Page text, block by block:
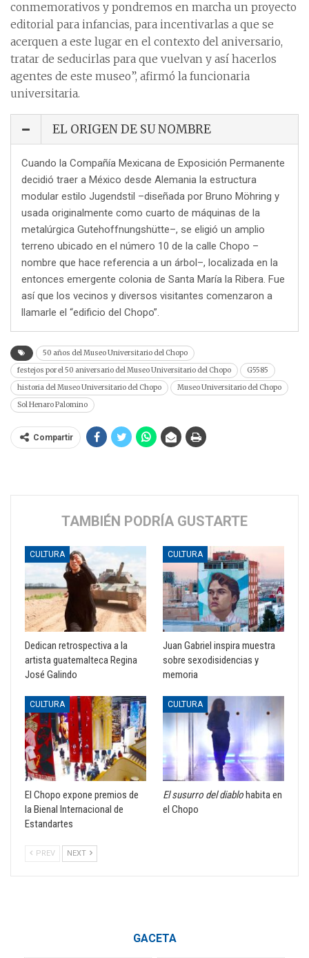
conmemorativos y pondremos en marcha un proyecto
editorial para infancias, para incentivarlas a que se
acerquen a este lugar en el contexto del aniversario,
tratar de seducirlas para que vuelvan y así hacerlos
agentes de este museo”, afirmó la funcionaria
universitaria.
EL ORIGEN DE SU NOMBRE
Cuando la Compañía Mexicana de Exposición Permanente
decidió traer a México desde Alemania la estructura
modular estilo Jugendstil –diseñada por Bruno Möhring y
usada originalmente como cuarto de máquinas de la
metalúrgica Gutehoffnungshütte–, se eligió un amplio
terreno ubicado en el número 10 de la calle Chopo –
nombre que hace referencia a un árbol–, localizada en la
entonces emergente colonia de Santa María la Ribera. Fue
así que los vecinos y diversos visitantes comenzaron a
llamarle el “edificio del Chopo”.
50 años del Museo Universitario del Chopo
festejos por el 50 aniversario del Museo Universitario del Chopo
G5585
historia del Museo Universitario del Chopo
Museo Universitario del Chopo
Sol Henaro Palomino
Compartir
TAMBIÉN PODRÍA GUSTARTE
CULTURA
Dedican retrospectiva a la
artista guatemalteca Regina
José Galindo
CULTURA
Juan Gabriel inspira muestra
sobre sexodisidencias y
memoria
CULTURA
El Chopo expone premios de
la Bienal Internacional de
Estandartes
CULTURA
El susurro del diablohabita en
el Chopo
PREV NEXT
GACETA